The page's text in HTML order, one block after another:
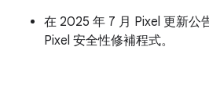
在 2025 年 7 月 Pixel 更新公
Pixel 安全性修補程式。